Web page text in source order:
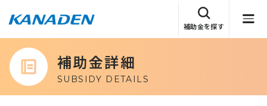
補助金を探す
補助金詳細
SUBSIDY DETAILS